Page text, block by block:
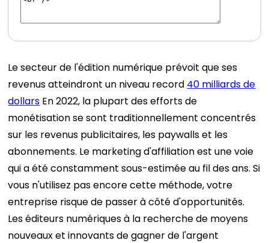
Le secteur de l'édition numérique prévoit que ses
revenus atteindront un niveau record 40 milliards de
dollars En 2022, la plupart des efforts de
monétisation se sont traditionnellement concentrés
sur les revenus publicitaires, les paywalls et les
abonnements. Le marketing d'affiliation est une voie
qui a été constamment sous-estimée au fil des ans. Si
vous n'utilisez pas encore cette méthode, votre
entreprise risque de passer à côté d'opportunités.
Les éditeurs numériques à la recherche de moyens
nouveaux et innovants de gagner de l'argent